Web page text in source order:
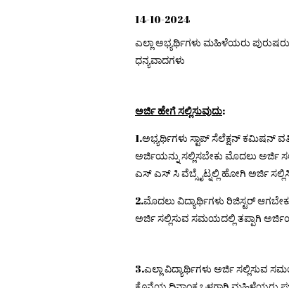
14-10-2024
ಎಲ್ಲಾ ಅಭ್ಯರ್ಥಿಗಳು ಮಹಿಳೆಯರು
ಧನ್ಯವಾದಗಳು
ಅರ್ಜಿ ಹೇಗೆ ಸಲ್ಲಿಸುವುದು:
1.ಅಭ್ಯರ್ಥಿಗಳು ಸ್ಟಾಪ್ ಸೆಲೆಕ್ಷನ್
ಅರ್ಜಿಯನ್ನು ಸಲ್ಲಿಸಬೇಕು ಮೊದಲು ಅರ್ಜಿ
ಎಸ್ ಎಸ್ ಸಿ ವೆಬ್ಸೈಟ್ನಲ್ಲಿ ಹೋಗಿ ಅರ್ಜಿ
2.ಮೊದಲು ವಿದ್ಯಾರ್ಥಿಗಳು ರಿಜಿಸ್ಟರ್
ಅರ್ಜಿ ಸಲ್ಲಿಸುವ ಸಮಯದಲ್ಲಿ ತಪ್ಪಾಗಿ
3.ಎಲ್ಲಾ ವಿದ್ಯಾರ್ಥಿಗಳು ಅರ್ಜಿ ಸಲ್ಲಿಸುವ